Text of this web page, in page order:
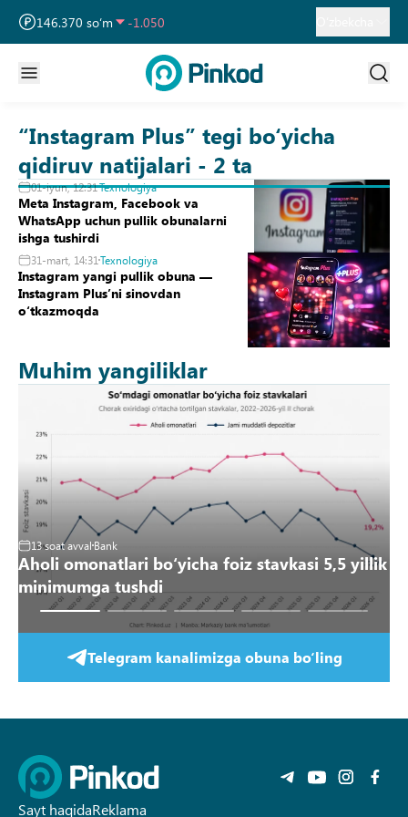
146.370 so‘m
-1.050
11 886.720 so‘m
-55.490
“Instagram Plus” tegi bo‘yicha
qidiruv natijalari - 2 ta
01-iyun, 12:31Texnologiya
Meta Instagram, Facebook va
WhatsApp uchun pullik obunalarni
ishga tushirdi
31-mart, 14:31 Texnologiya
Instagram yangi pullik obuna —
Instagram Plus’ni sinovdan
oʻtkazmoqda
Muhim yangiliklar
13 soat avval Bank
Aholi omonatlari boʻyicha foiz stavkasi 5,5 yillik
minimumga tushdi
Telegram kanalimizga obuna bo‘ling
Sayt haqidaReklama